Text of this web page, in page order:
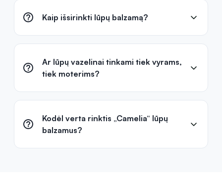
Kaip išsirinkti lūpų balzamą?
Ar lūpų vazelinai tinkami tiek vyrams,
tiek moterims?
Kodėl verta rinktis „Camelia“ lūpų
balzamus?